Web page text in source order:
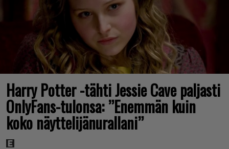
Harry Potter -tähti Jessie Cave paljasti
OnlyFans-tulonsa: ”Enemmän kuin
koko näyttelijänurallani”